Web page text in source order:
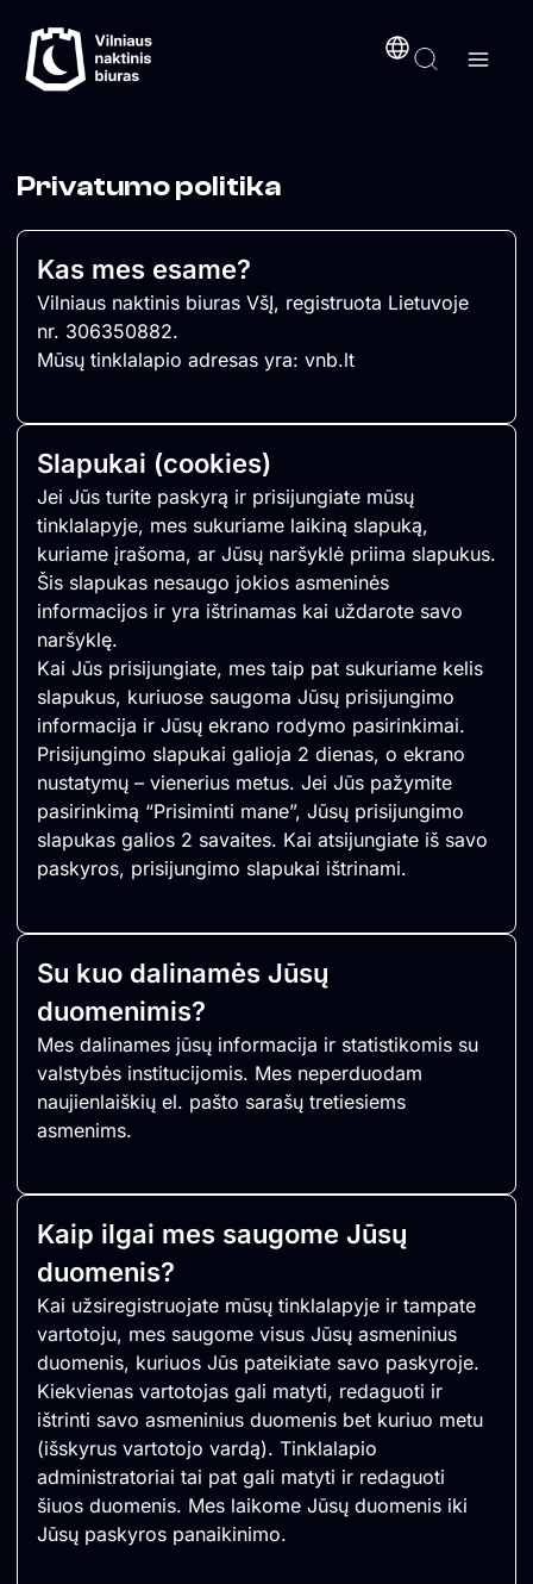
prie
turinio
Privatumo politika
Kas mes esame?
Vilniaus naktinis biuras VšĮ, registruota Lietuvoje
nr. 306350882.
Mūsų tinklalapio adresas yra: vnb.lt
Slapukai (cookies)
Jei Jūs turite paskyrą ir prisijungiate mūsų
tinklalapyje, mes sukuriame laikiną slapuką,
kuriame įrašoma, ar Jūsų naršyklė priima slapukus.
Šis slapukas nesaugo jokios asmeninės
informacijos ir yra ištrinamas kai uždarote savo
naršyklę.
Kai Jūs prisijungiate, mes taip pat sukuriame kelis
slapukus, kuriuose saugoma Jūsų prisijungimo
informacija ir Jūsų ekrano rodymo pasirinkimai.
Prisijungimo slapukai galioja 2 dienas, o ekrano
nustatymų – vienerius metus. Jei Jūs pažymite
pasirinkimą “Prisiminti mane”, Jūsų prisijungimo
slapukas galios 2 savaites. Kai atsijungiate iš savo
paskyros, prisijungimo slapukai ištrinami.
Su kuo dalinamės Jūsų
duomenimis?
Mes dalinames jūsų informacija ir statistikomis su
valstybės institucijomis. Mes neperduodam
naujienlaiškių el. pašto sarašų tretiesiems
asmenims.
Kaip ilgai mes saugome Jūsų
duomenis?
Kai užsiregistruojate mūsų tinklalapyje ir tampate
vartotoju, mes saugome visus Jūsų asmeninius
duomenis, kuriuos Jūs pateikiate savo paskyroje.
Kiekvienas vartotojas gali matyti, redaguoti ir
ištrinti savo asmeninius duomenis bet kuriuo metu
(išskyrus vartotojo vardą). Tinklalapio
administratoriai tai pat gali matyti ir redaguoti
šiuos duomenis. Mes laikome Jūsų duomenis iki
Jūsų paskyros panaikinimo.